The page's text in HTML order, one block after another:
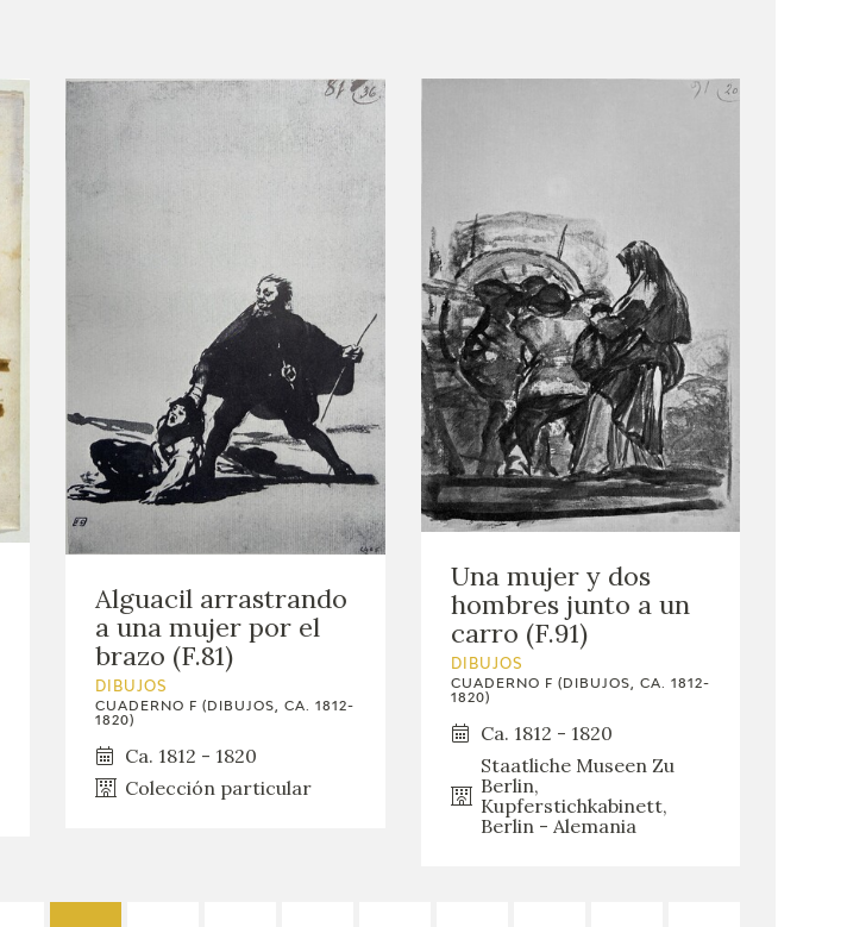
Alguacil arrastrando
a una mujer por el
brazo (F.81)
DIBUJOS
CUADERNO F (DIBUJOS, CA. 1812-
1820)
Ca. 1812 - 1820
Colección particular
Una mujer y dos
hombres junto a un
carro (F.91)
DIBUJOS
CUADERNO F (DIBUJOS, CA. 1812-
1820)
Ca. 1812 - 1820
Staatliche Museen Zu
Berlin,
Kupferstichkabinett,
Berlin - Alemania